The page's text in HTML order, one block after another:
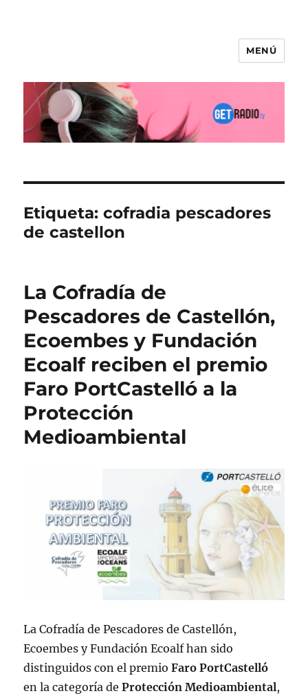
MENÚ
Etiqueta:cofradia pescadores
de castellon
La Cofradía de
Pescadores de Castellón,
Ecoembes y Fundación
Ecoalf reciben el premio
Faro PortCastelló a la
Protección
Medioambiental
La Cofradía de Pescadores de Castellón,
Ecoembes y Fundación Ecoalf han sido
distinguidos con el premioFaro PortCastelló
en la categoría deProtección Medioambiental,